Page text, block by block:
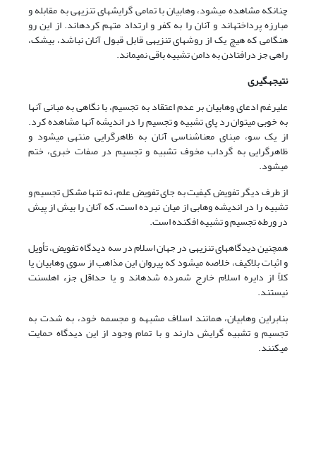
چنانکه مشاهده می‏شود، وهابیان با تمامی گرایش‏های تنزیهی به مقابله و
مبارزه پرداخته‏اند و آنان را به کفر و ارتداد متهم کرده‏اند. از این رو
هنگامی که هیچ یک از روش‏های تنزیهی قابل قبول آنان نباشد، بی‏شک،
راهی جز درافتادن به دامن تشبیه باقی نمی‏ماند.
نتیجه‏گیری
علیرغم ادعای وهابیان بر عدم اعتقاد به تجسیم، با نگاهی به مبانی آنها
به خوبی می‏توان رد پای تشبیه و تجسیم را در اندیشه آنها مشاهده کرد.
از یک سو، مبنای معناشناسی آنان به ظاهرگرایی منتهی می‏شود و
ظاهرگرایی به گرداب مخوف تشبیه و تجسیم در صفات خبری، ختم
می‏شود.
از طرف دیگر تفویض کیفیت به جای تفویض علم، نه تنها مشکل تجسیم و
تشبیه را در اندیشه وهابی از میان نبرده است، که آنان را بیش از پیش
در ورطه تجسیم و تشبیه افکنده است.
همچنین دیدگاه‏های تنزیهی در جهان اسلام در سه دیدگاه تفویض، تأویل
و اثبات بلاکیف، خلاصه می‏شود که پیروان این مذاهب از سوی وهابیان یا
کلاً از دایره اسلام خارج شمرده شده‏اند و یا حداقل جزء اهل‏سنت
نیستند.
بنابراین وهابیان، همانند اسلاف مشبهه و مجسمه خود، به شدت به
تجسیم و تشبیه گرایش دارند و با تمام وجود از این دیدگاه حمایت
می‏کنند.